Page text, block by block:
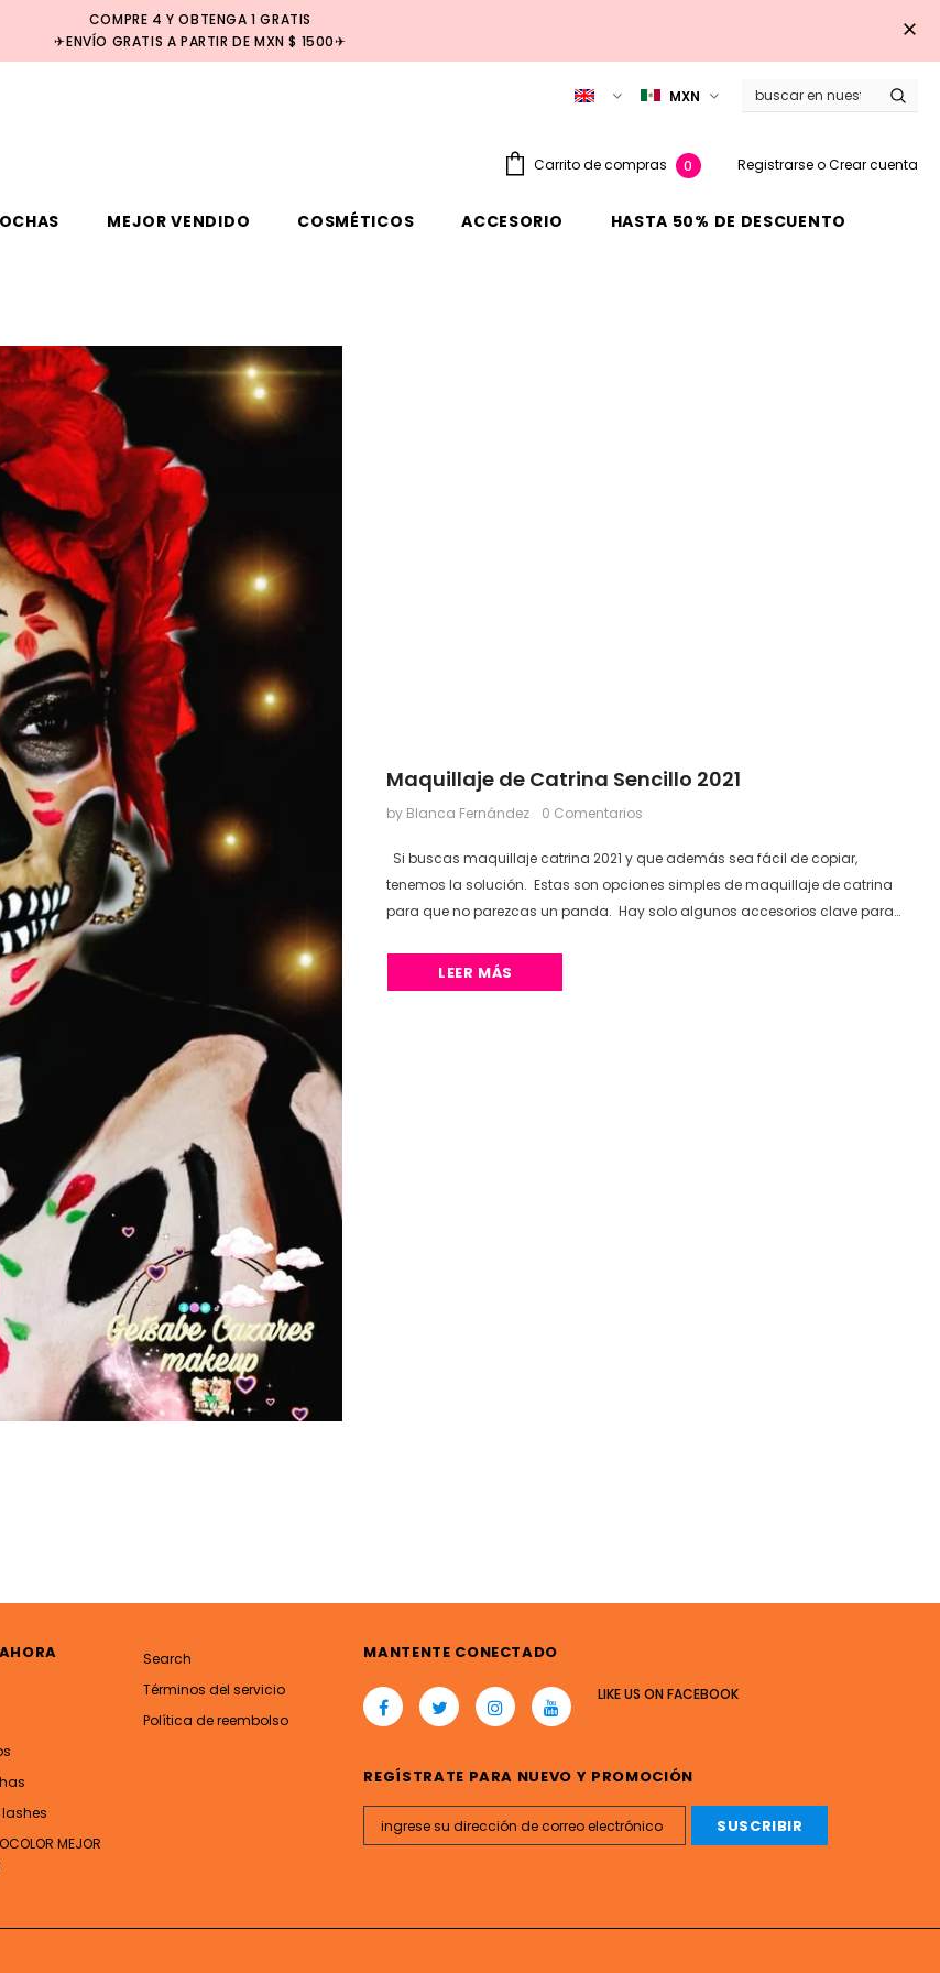
COMPRE 4 Y OBTENGA 1 GRATIS
✈ENVÍO GRATIS A PARTIR DE MXN $ 1500✈
MXN
Carrito de compras 0 RegistrarseoCrear cuenta
MEJOR VENDIDO COSMÉTICOS ACCESORIO HASTA 50% DE DESCUENTO
Maquillaje de Catrina Sencillo 2021
by Blanca Fernández 0 Comentarios
Si buscas maquillaje catrina 2021 y que además sea fácil de copiar,
tenemos la solución. Estas son opciones simples de maquillaje de catrina
para que no parezcas un panda. Hay solo algunos accesorios clave para
caracterizaciónUna diadema con flores o un tocado especial.Calcomanías
de diamantes de imitaciónPestañas postizasSombras de coloresPinceles de
LEER MÁS
MEJOR
Search
Términos del servicio
Política de reembolso
MANTENTE CONECTADO
LIKE USONFACEBOOK
REGÍSTRATE PARA NUEVO Y PROMOCIÓN